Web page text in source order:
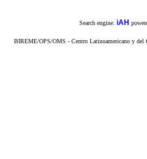
Search engine: iAH
BIREME/OPS/OMS - Centro Latinoamericano y del